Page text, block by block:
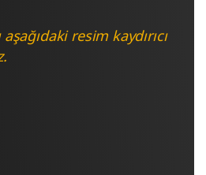
resim kaydırıcı